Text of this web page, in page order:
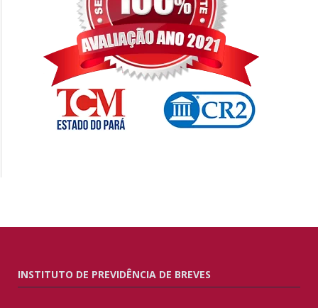
INSTITUTO DE PREVIDÊNCIA DE BREVES